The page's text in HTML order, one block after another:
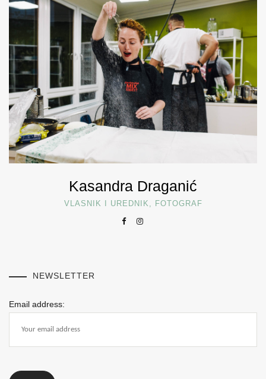
Kasandra Draganić
VLASNIK I UREDNIK, FOTOGRAF
NEWSLETTER
Email address: